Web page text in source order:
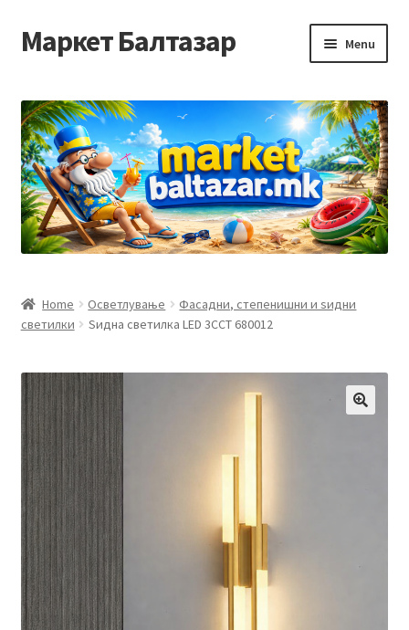
Skip
to
Skip
to
Маркет Балтазар Menu
Checkout
Homepage
Privacy Policy
Контакт
Корисничка подршка
Кошничка
Мој профил
Рекламации и замена на производ
Сите производи
Услови за користење
Home Осветлување
Фасадни, степенишни и ѕидни
светилки
Ѕидна светилка LED 3CCT 680012